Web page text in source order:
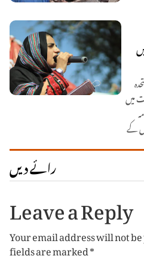
میں
کے
رائے دیں
Leave a Reply
Your email address will not
fields are marked*